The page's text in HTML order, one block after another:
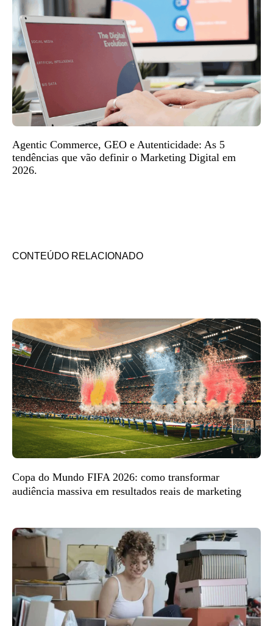
Agentic Commerce, GEO e Autenticidade: As 5
tendências que vão definir o Marketing Digital em
2026.
CONTEÚDO RELACIONADO
Copa do Mundo FIFA 2026: como transformar
audiência massiva em resultados reais de marketing